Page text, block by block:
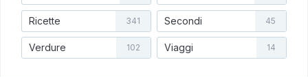
Ricette 341 Secondi 45
Verdure 102 Viaggi 14